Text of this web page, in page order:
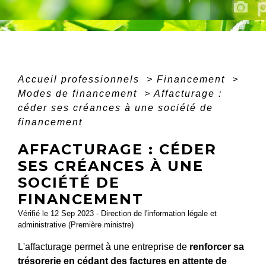
Accueil professionnels > Financement
>
Modes de financement
> Affacturage :
céder ses créances à une société de
financement
AFFACTURAGE : CÉDER
SES CRÉANCES À UNE
SOCIÉTÉ DE
FINANCEMENT
Vérifié le 12 Sep 2023 - Direction de l'information légale et
administrative (Première ministre)
L'affacturage permet à une entreprise de renforcer sa
trésorerie en cédant des factures en attente de